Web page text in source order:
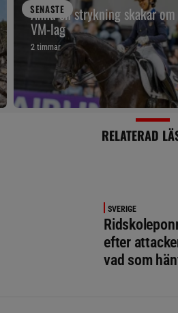
SENASTE
Ännu en strykning skakar om
VM-lag
2 timmar
RELATERAD
SVERIGE
efter
vad som